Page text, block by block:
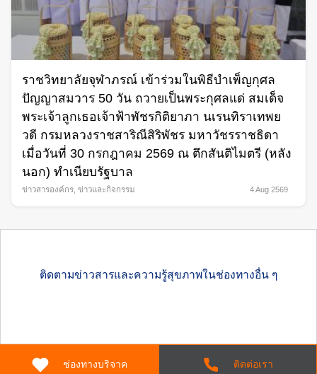
ราชวิทยาลัยจุฬาภรณ์ เข้าร่วมในพิธีบำเพ็ญกุศล
ปัญญาสมวาร 50 วัน ถวายเป็นพระกุศลแด่ สมเด็จ
พระเจ้าลูกเธอเจ้าฟ้าพัชรกิติยาภา นเรนทิราเทพย
วดี กรมหลวงราชสาริณีสิริพัชร มหาวัชรราชธิดา
เมื่อวันที่ 30 กรกฎาคม 2569 ณ ตึกสันติไมตรี (หลัง
นอก) ทำเนียบรัฐบาล
ข่าวสารองค์กร ข่าวและกิจกรรม 4 Aug 2569
ติดตามข่าวสารและความรู้สุขภาพในช่องทางอื่น ๆ
ช่องทางบริจาค ติดต่อเรา